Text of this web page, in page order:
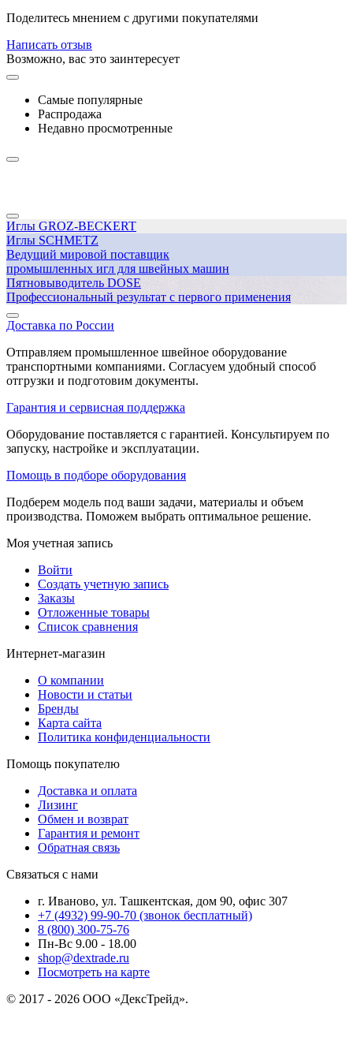
Поделитесь мнением с другими покупателями
Написать отзыв
Возможно, вас это заинтересует
Самые популярные
Распродажа
Недавно просмотренные
Иглы GROZ-BECKERT
Иглы SCHMETZ
Ведущий мировой поставщик
промышленных игл для швейных машин
Пятновыводитель DOSE
Профессиональный результат с первого применения
Доставка по России
Отправляем промышленное швейное оборудование
транспортными компаниями. Согласуем удобный способ
отгрузки и подготовим документы.
Гарантия и сервисная поддержка
Оборудование поставляется с гарантией. Консультируем по
запуску, настройке и эксплуатации.
Помощь в подборе оборудования
Подберем модель под ваши задачи, материалы и объем
производства. Поможем выбрать оптимальное решение.
Моя учетная запись
Войти
Создать учетную запись
Заказы
Отложенные товары
Список сравнения
Интернет-магазин
О компании
Новости и статьи
Бренды
Карта сайта
Политика конфиденциальности
Помощь покупателю
Доставка и оплата
Лизинг
Обмен и возврат
Гарантия и ремонт
Обратная связь
Связаться с нами
г. Иваново, ул. Ташкентская, дом 90, офис 307
+7 (4932) 99-90-70 (звонок бесплатный)
8 (800) 300-75-76
Пн-Вс 9.00 - 18.00
shop@dextrade.ru
Посмотреть на карте
© 2017 - 2026 ООО «ДексТрейд».